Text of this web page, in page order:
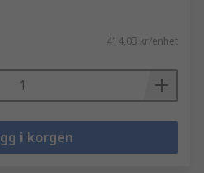
414,03 kr/enhet
i korgen